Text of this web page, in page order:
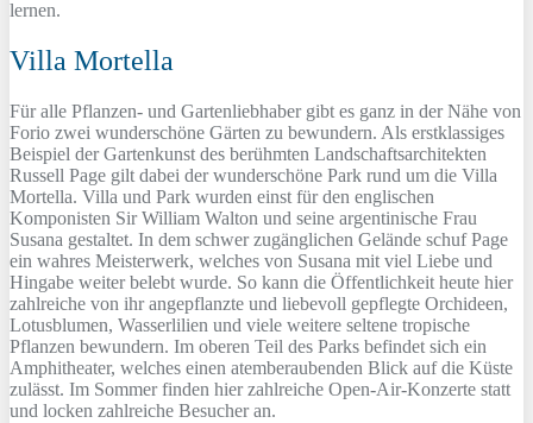
lernen.
Villa Mortella
Für alle Pflanzen- und Gartenliebhaber gibt es ganz in der Nähe von
Forio zwei wunderschöne Gärten zu bewundern. Als erstklassiges
Beispiel der Gartenkunst des berühmten Landschaftsarchitekten
Russell Page gilt dabei der wunderschöne Park rund um die Villa
Mortella. Villa und Park wurden einst für den englischen
Komponisten Sir William Walton und seine argentinische Frau
Susana gestaltet. In dem schwer zugänglichen Gelände schuf Page
ein wahres Meisterwerk, welches von Susana mit viel Liebe und
Hingabe weiter belebt wurde. So kann die Öffentlichkeit heute hier
zahlreiche von ihr angepflanzte und liebevoll gepflegte Orchideen,
Lotusblumen, Wasserlilien und viele weitere seltene tropische
Pflanzen bewundern. Im oberen Teil des Parks befindet sich ein
Amphitheater, welches einen atemberaubenden Blick auf die Küste
zulässt. Im Sommer finden hier zahlreiche Open-Air-Konzerte statt
und locken zahlreiche Besucher an.